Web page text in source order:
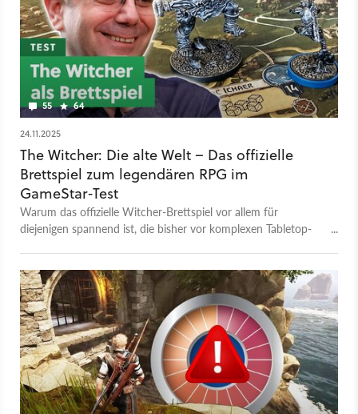
55 64
24.11.2025
The Witcher: Die alte Welt – Das offizielle
Brettspiel zum legendären RPG im
GameStar-Test
Warum das offizielle Witcher-Brettspiel vor allem für
diejenigen spannend ist, die bisher vor komplexen Tabletop-